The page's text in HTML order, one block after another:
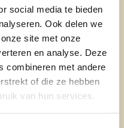
social media te bieden
Ook delen we
site met onze
en analyse. Deze
combineren met andere
of die ze hebben
van hun services.
inzetten
is dan je hypotheek?
Bijvoorbeeld door